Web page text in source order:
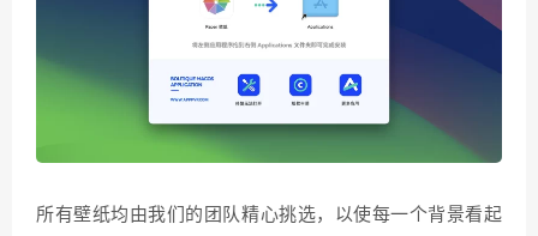
所有壁纸均由我们的团队精心挑选，以使每一个背景看起